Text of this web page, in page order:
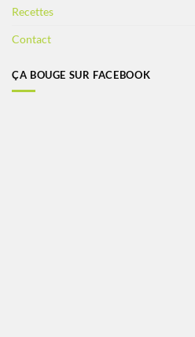
Recettes
Contact
ÇA BOUGE SUR FACEBOOK